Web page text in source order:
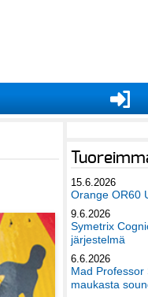
15.6.2026
Orange OR60
9.6.2026
Symetrix
järjestelmä
6.6.2026
Mad Professor
maukasta